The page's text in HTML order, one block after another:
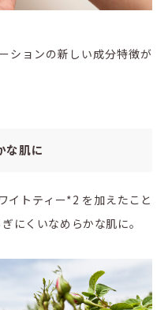
ションの新しい成分特徴が
な肌に
イトティー*2 を加えたこと
にくいなめらかな肌に。